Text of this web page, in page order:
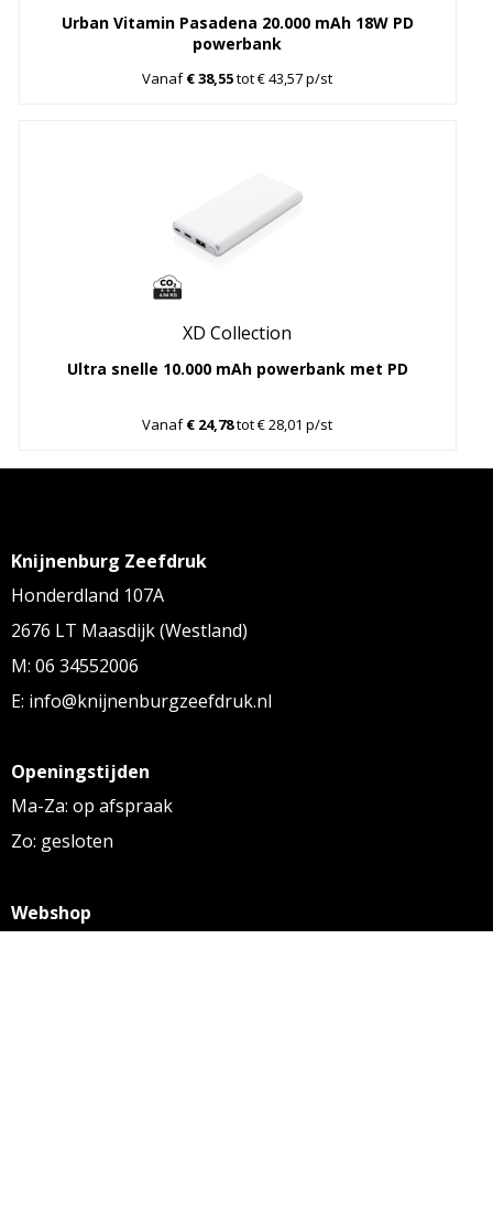
Urban Vitamin Pasadena 20.000 mAh 18W PD
powerbank
Vanaf€ 38,55tot € 43,57 p/st
XD Collection
Ultra snelle 10.000 mAh powerbank met PD
Vanaf€ 24,78tot € 28,01 p/st
Knijnenburg Zeefdruk
Honderdland 107A
2676 LT Maasdijk (Westland)
M: 06 34552006
E: info@knijnenburgzeefdruk.nl
Openingstijden
Ma-Za: op afspraak
Zo: gesloten
Webshop